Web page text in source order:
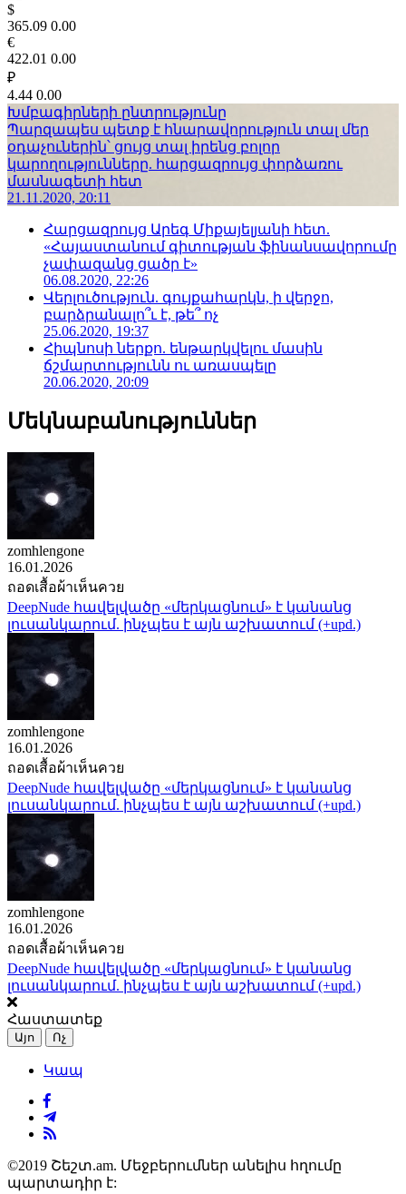
$
365.09 0.00
€
422.01 0.00
₽
4.44 0.00
Խմբագիրների ընտրությունը
Պարզապես պետք է հնարավորություն տալ մեր
օդաչուներին՝ ցույց տալ իրենց բոլոր
կարողությունները. հարցազրույց փորձառու
մասնագետի հետ
21.11.2020, 20:11
Հարցազրույց Արեգ Միքայելյանի հետ.
«Հայաստանում գիտության ֆինանսավորումը
չափազանց ցածր է»
06.08.2020, 22:26
Վերլուծություն. գույքահարկն, ի վերջո,
բարձրանալո՞ւ է, թե՞ ոչ
25.06.2020, 19:37
Հիպնոսի ներքո. ենթարկվելու մասին
ճշմարտությունն ու առասպելը
20.06.2020, 20:09
Մեկնաբանություններ
zomhlengone
16.01.2026
ถอดเสื้อผ้าเห็นควย
DeepNude հավելվածը «մերկացնում» է կանանց
լուսանկարում. ինչպես է այն աշխատում (+upd.)
zomhlengone
16.01.2026
ถอดเสื้อผ้าเห็นควย
DeepNude հավելվածը «մերկացնում» է կանանց
լուսանկարում. ինչպես է այն աշխատում (+upd.)
zomhlengone
16.01.2026
ถอดเสื้อผ้าเห็นควย
DeepNude հավելվածը «մերկացնում» է կանանց
լուսանկարում. ինչպես է այն աշխատում (+upd.)
Հաստատեք
Այո Ոչ
Կապ
©2019 Շեշտ.am. Մեջբերումներ անելիս հղումը
պարտադիր է: